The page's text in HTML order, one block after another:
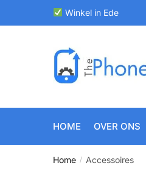
to
to
Winkel in Ede
HOME OVER ONS
Home / Accessoires